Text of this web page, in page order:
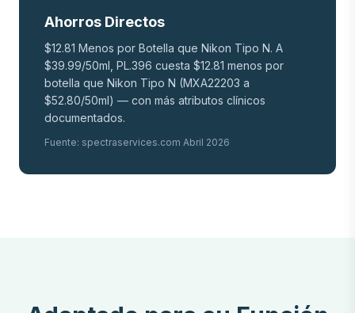
Ahorros Directos
$12.81 Menos por Botella que Nikon Tipo N. A
$39.99/50ml, PL.396 cuesta $12.81 menos por
botella que Nikon Tipo N (MXA22203 a
$52.80/50ml) — con más atributos clínicos
documentados.
Fuente: spectraservices.com Abril 2026